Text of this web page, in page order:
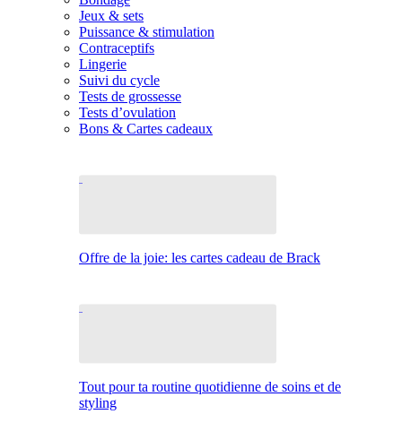
Jeux & sets
Puissance & stimulation
Contraceptifs
Lingerie
Suivi du cycle
Tests de grossesse
Tests d’ovulation
Bons & Cartes cadeaux
Offre de la joie: les cartes cadeau de Brack
Tout pour ta routine quotidienne de soins et de
styling